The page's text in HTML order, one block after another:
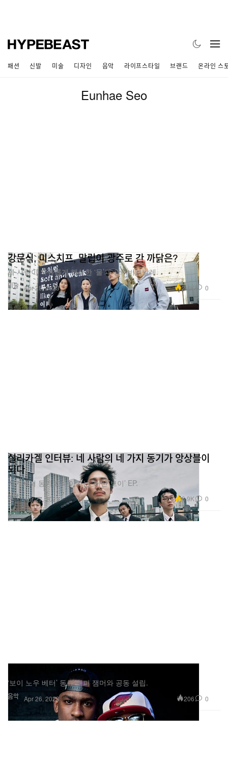
패션 신발 미술 디자인 음악 라이프스타일 브랜드 온라인 스
Eunhae Seo
미술
강문식, 미스치프, 말립이 광주로 간 까닭은?
세 사람이 자유롭게 해석한 ‘물’과 광주비엔날레.
Apr 28, 2023 2.4K 0
음악
실리카겔 인터뷰: 네 사람의 네 가지 동기가 앙상블이
되다
계기에서 동기로 나아가는 ‘머신 보이’ EP.
Apr 27, 2023 8.9K 0
음악
스켑타, 하우스 레이블 '마스 티엠포' 설립한다
‘보이 노우 베터’ 동료 래퍼 잼머와 공동 설립.
Apr 26, 2023 206 0